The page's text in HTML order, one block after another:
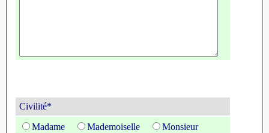
Civilité*
Madame
Mademoiselle
Monsieur